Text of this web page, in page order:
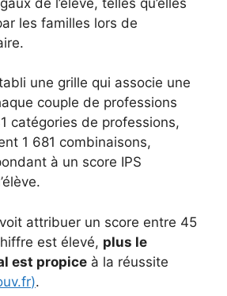
les familles lors de
une grille qui associe une
couple de professions
catégories de professions,
1 681 combinaisons,
à un score IPS
attribuer un score entre 45
est élevé, plus le
est propice à la réussite
).